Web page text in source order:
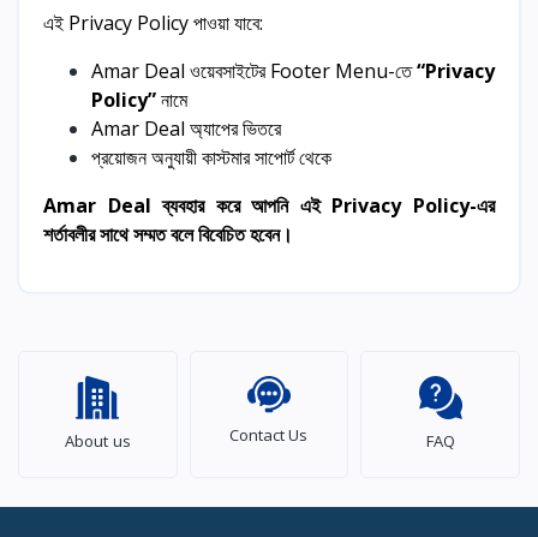
এই Privacy Policy পাওয়া যাবে:
Amar Deal ওয়েবসাইটের Footer Menu-তে“Privacy
Policy”নামে
Amar Deal অ্যাপের ভিতরে
প্রয়োজন অনুযায়ী কাস্টমার সাপোর্ট থেকে
Amar Deal ব্যবহার করে আপনি এই Privacy Policy-এর
শর্তাবলীর সাথে সম্মত বলে বিবেচিত হবেন।
About us Contact Us FAQ